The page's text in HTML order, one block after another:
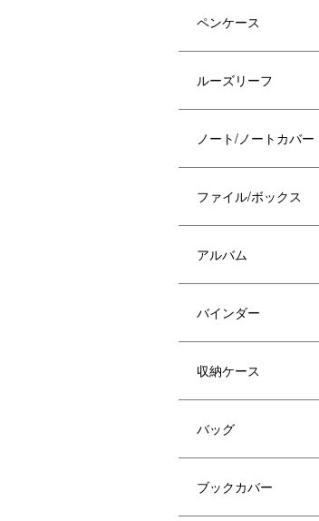
ペンケース
ルーズリーフ
ノート/ノートカバー
ファイル/ボックス
アルバム
バインダー
収納ケース
バッグ
ブックカバー